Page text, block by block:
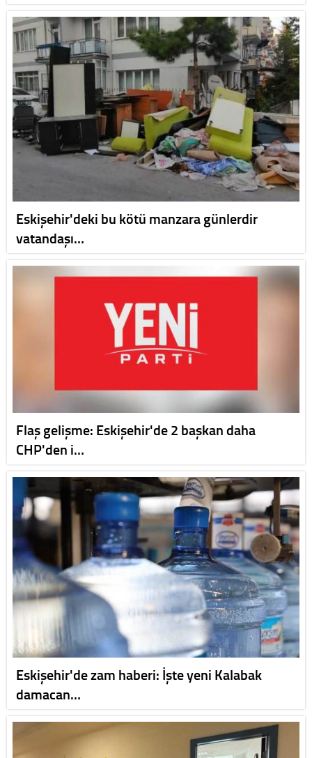
Eskişehir'deki bu kötü manzara günlerdir
vatandaşı…
Flaş gelişme: Eskişehir'de 2 başkan daha
CHP'den i…
Eskişehir'de zam haberi: İşte yeni Kalabak
damacan…